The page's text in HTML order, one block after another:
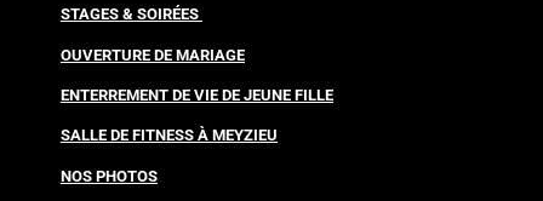
STAGES & SOIRÉES
OUVERTURE DE MARIAGE
ENTERREMENT DE VIE DE JEUNE FILLE
SALLE DE FITNESS À MEYZIEU
NOS PHOTOS